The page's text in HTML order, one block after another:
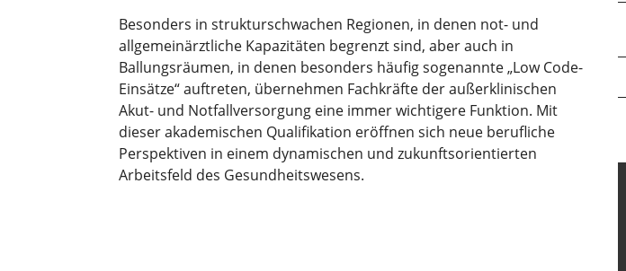
Besonders in strukturschwachen Regionen, in denen not- und
allgemeinärztliche Kapazitäten begrenzt sind, aber auch in
Ballungsräumen, in denen besonders häufig sogenannte „Low Code-
Einsätze“ auftreten, übernehmen Fachkräfte der außerklinischen
Akut- und Notfallversorgung eine immer wichtigere Funktion. Mit
dieser akademischen Qualifikation eröffnen sich neue berufliche
Perspektiven in einem dynamischen und zukunftsorientierten
Arbeitsfeld des Gesundheitswesens.